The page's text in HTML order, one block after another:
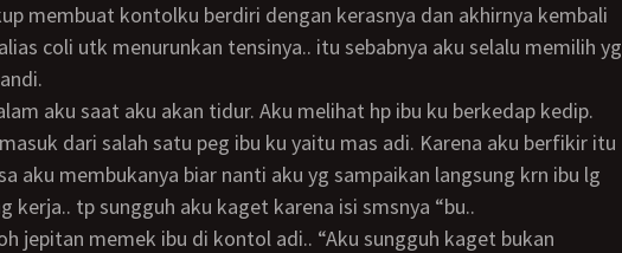
membuat kontolku berdiri dengan kerasnya dan akhirnya kembali
coli utk menurunkan tensinya.. itu sebabnya aku selalu memilih yg
dari salah satu peg ibu ku yaitu mas adi. Karena aku berfikir itu
aku membukanya biar nanti aku yg sampaikan langsung krn ibu lg
kerja.. tp sungguh aku kaget karena isi smsnya “bu..